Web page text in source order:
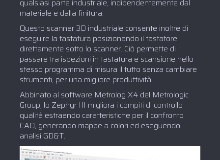
qualsiasi parte industriale, indipendentemente dal
materiale e dalla finitura.
Questo scanner 3D industriale consente inoltre di
eseguire la tastatura posizionando il tastatore
direttamente sotto lo scanner. Ciò permette di
passare tra ispezioni in tastatura e scansione nello
stesso programma di misura il tutto senza cambiare
strumenti, per una migliore produttività.
Abbinato al software Metrolog X4 del Metrologic
Group, lo Zephyr III migliora i compiti di controllo
qualità estraendo caratteristiche per il confronto
CAD, generando mappe a colori ed eseguendo
analisi GD&T.